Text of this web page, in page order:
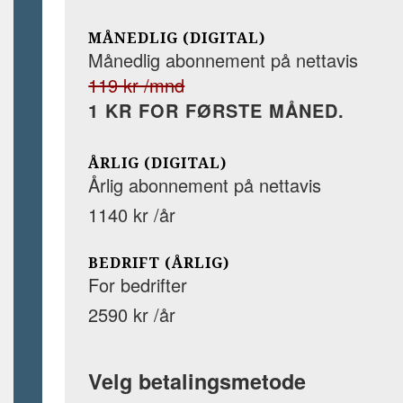
MÅNEDLIG (DIGITAL)
Månedlig abonnement på nettavis
119 kr /mnd
1 KR FOR FØRSTE MÅNED.
ÅRLIG (DIGITAL)
Årlig abonnement på nettavis
1140 kr /år
BEDRIFT (ÅRLIG)
For bedrifter
2590 kr /år
Velg betalingsmetode